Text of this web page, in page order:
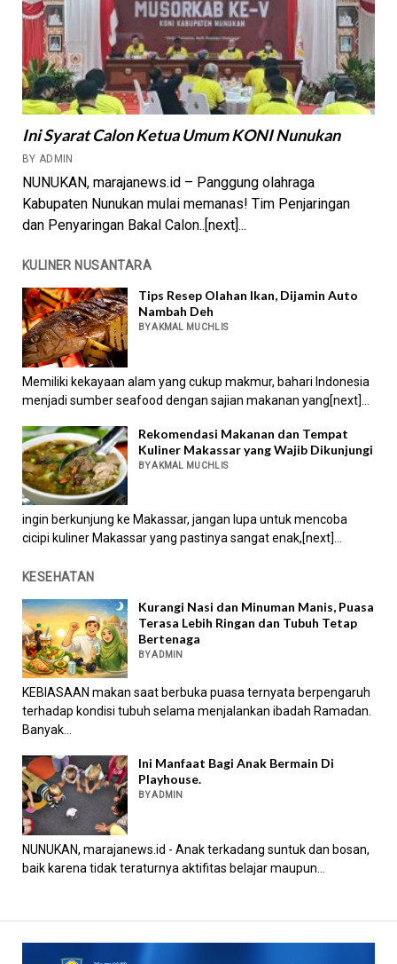
Ini Syarat Calon Ketua Umum KONI Nunukan
BY ADMIN
NUNUKAN, marajanews.id – Panggung olahraga
Kabupaten Nunukan mulai memanas! Tim Penjaringan
dan Penyaringan Bakal Calon..[next]...
KULINER NUSANTARA
Tips Resep Olahan Ikan, Dijamin Auto
Nambah Deh
BY AKMAL MUCHLIS
Memiliki kekayaan alam yang cukup makmur, bahari Indonesia
menjadi sumber seafood dengan sajian makanan yang[next]...
Rekomendasi Makanan dan Tempat
Kuliner Makassar yang Wajib Dikunjungi
BY AKMAL MUCHLIS
ingin berkunjung ke Makassar, jangan lupa untuk mencoba
cicipi kuliner Makassar yang pastinya sangat enak,[next]...
KESEHATAN
Kurangi Nasi dan Minuman Manis, Puasa
Terasa Lebih Ringan dan Tubuh Tetap
Bertenaga
BY ADMIN
KEBIASAAN makan saat berbuka puasa ternyata berpengaruh
terhadap kondisi tubuh selama menjalankan ibadah Ramadan.
Banyak...
Ini Manfaat Bagi Anak Bermain Di
Playhouse.
BY ADMIN
NUNUKAN, marajanews.id - Anak terkadang suntuk dan bosan,
baik karena tidak teraturnya aktifitas belajar maupun...